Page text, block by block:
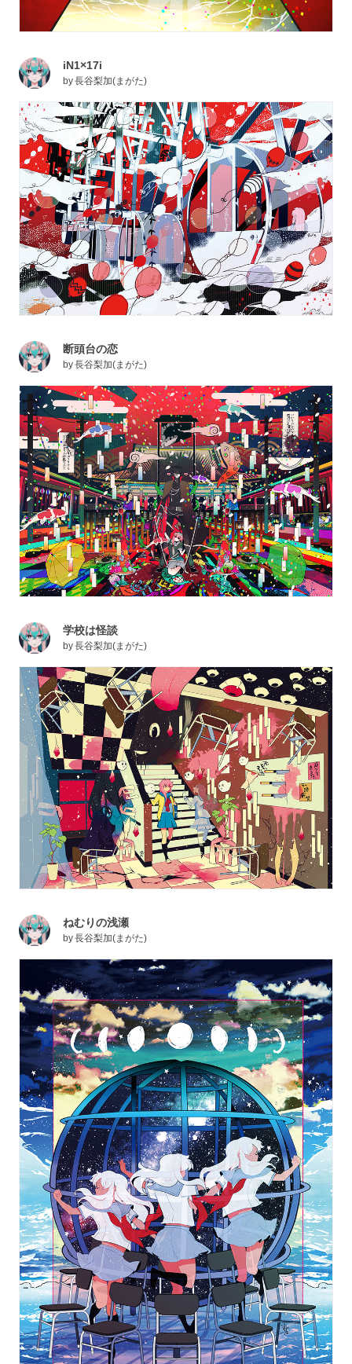
iN1×17i
by長谷梨加(まがた)
断頭台の恋
by長谷梨加(まがた)
学校は怪談
by長谷梨加(まがた)
ねむりの浅瀬
by長谷梨加(まがた)